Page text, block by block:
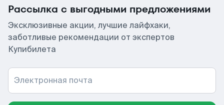
Рассылка с выгодными предложениями
Эксклюзивные акции, лучшие лайфхаки,
заботливые рекомендации от экспертов
Купибилета
Электронная почта